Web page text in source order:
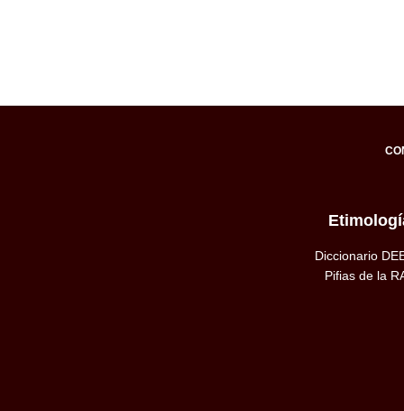
Diccionario
Pifias de la